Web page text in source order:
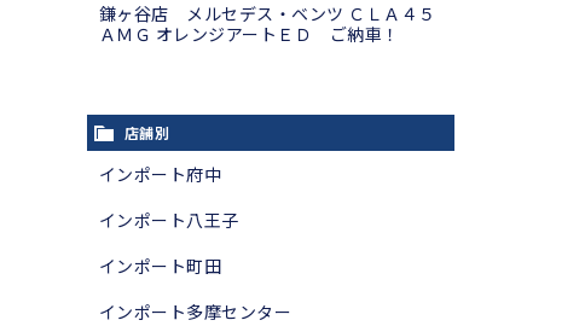
鎌ヶ谷店 メルセデス・ベンツ ＣＬＡ４５
ＡＭＧ オレンジアートＥＤ ご納車！
店舗別
インポート府中
インポート八王子
インポート町田
インポート多摩センター